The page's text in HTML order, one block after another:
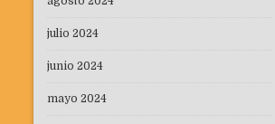
julio 2024
junio 2024
mayo 2024